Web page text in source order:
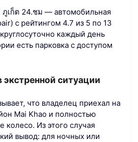
ภูเก็ต 24.ชม — автомобильная
с рейтингом 4.7 из 5 по 13
каждый день
есть парковка с доступом
экстренной ситуации
что владелец приехал на
Mai Khao и полностью
колесо. Из этого случая
вывод: для ночных или